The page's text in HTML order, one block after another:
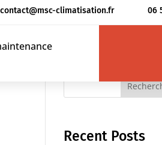
contact@msc-climatisation.fr 06
Recent Posts